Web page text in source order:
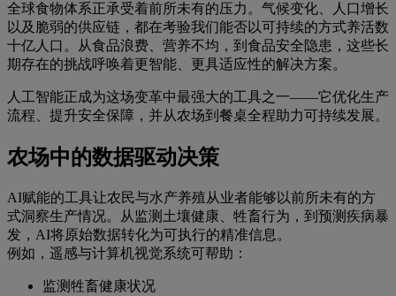
全球食物体系正承受着前所未有的压力。气候变化、人口增长
以及脆弱的供应链，都在考验我们能否以可持续的方式养活数
十亿人口。从食品浪费、营养不均，到食品安全隐患，这些长
期存在的挑战呼唤着更智能、更具适应性的解决方案。
人工智能正成为这场变革中最强大的工具之一——它优化生产
流程、提升安全保障，并从农场到餐桌全程助力可持续发展。
农场中的数据驱动决策
AI赋能的工具让农民与水产养殖从业者能够以前所未有的方
式洞察生产情况。从监测土壤健康、牲畜行为，到预测疾病暴
发，AI将原始数据转化为可执行的精准信息。
例如，遥感与计算机视觉系统可帮助：
监测牲畜健康状况